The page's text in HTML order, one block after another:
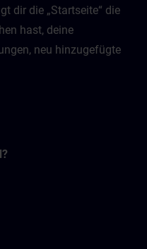
dir die „Startseite“ die
hast, deine
neu hinzugefügte